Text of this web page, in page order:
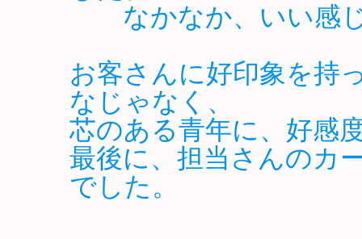
なかなか、いい感じ
お客さんに好印象を持
なじゃなく、
芯のある青年に、好
最後に、担当さんのカ
でした。